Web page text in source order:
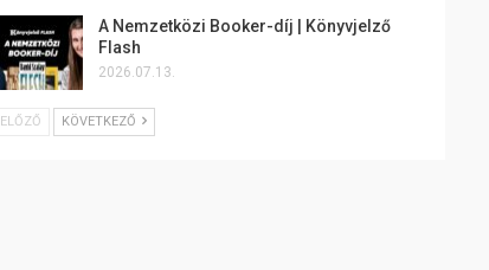
A Nemzetközi Booker-díj | Könyvjelző
Flash
2026.07.13.
ELŐZŐ KÖVETKEZŐ